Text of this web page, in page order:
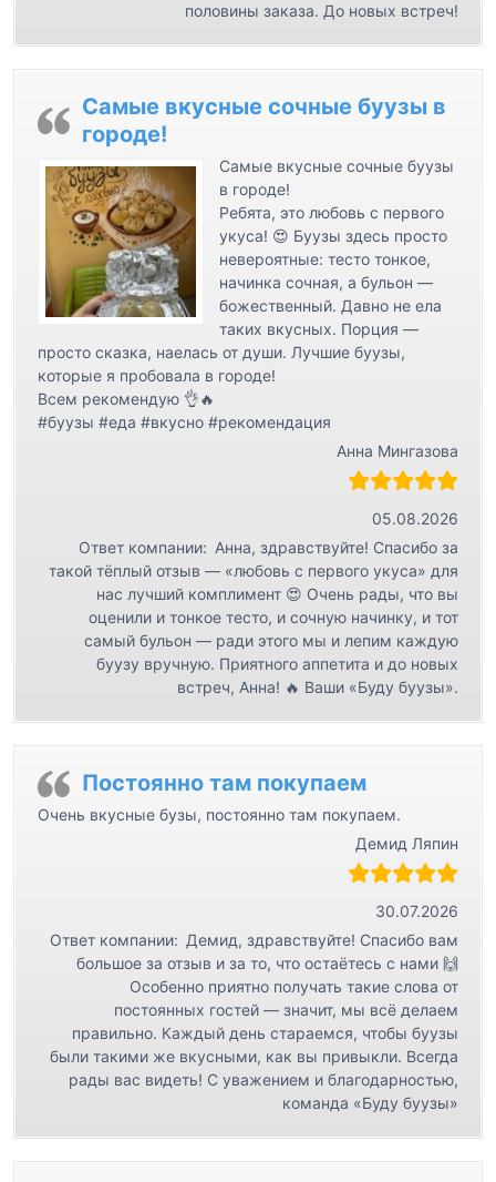
половины заказа. До новых встреч!
Самые вкусные сочные буузы в
городе!
Самые вкусные сочные буузы
в городе!
Ребята, это любовь с первого
укуса! 😍 Буузы здесь просто
невероятные: тесто тонкое,
начинка сочная, а бульон —
божественный. Давно не ела
таких вкусных. Порция —
просто сказка, наелась от души. Лучшие буузы,
которые я пробовала в городе!
Всем рекомендую 👌🔥
#буузы #еда #вкусно #рекомендация
Анна Мингазова
05.08.2026
Ответ компании: Анна, здравствуйте! Спасибо за
такой тёплый отзыв — «любовь с первого укуса» для
нас лучший комплимент 😍 Очень рады, что вы
оценили и тонкое тесто, и сочную начинку, и тот
самый бульон — ради этого мы и лепим каждую
буузу вручную. Приятного аппетита и до новых
встреч, Анна! 🔥 Ваши «Буду буузы».
Постоянно там покупаем
Очень вкусные бузы, постоянно там покупаем.
Демид Ляпин
30.07.2026
Ответ компании: Демид, здравствуйте! Спасибо вам
большое за отзыв и за то, что остаётесь с нами 🙌
Особенно приятно получать такие слова от
постоянных гостей — значит, мы всё делаем
правильно. Каждый день стараемся, чтобы буузы
были такими же вкусными, как вы привыкли. Всегда
рады вас видеть! С уважением и благодарностью,
команда «Буду буузы»